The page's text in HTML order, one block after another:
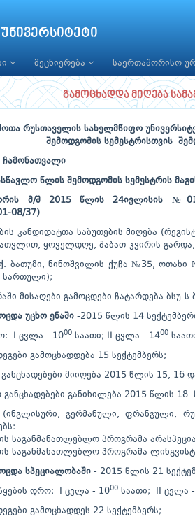
მეცნიერება საერთაშორისო
გამოცხადდა მიღება
რუსთაველის სახელმწიფო
შემოდგომის სემესტრისთვის
ჩამონათვალი
წლის შემოდგომის სემესტრის
მ/შ 2015 წლის 24ივლისის №01-
08/37)
კანდიდატთა საბუთების მიღება
ყოველდღე, შაბათ-კვირის
ბათუმი, ნინოშვილის ქუჩა №35,
სართული);
მისაღები გამოცდები ჩატარდება ბსუ-
უცხო ენაში -2015 წლის 14
I ცვლა - 1000 საათი; II ცვლა - 1400
გამოცხადდება 15 სექტემბერს;
მიიღება 2015 წლის 15, 16
განცხადებები განიხილება 2015 წლის 18
(ინგლისური, გერმანული, ფრანგული,
საგანმანათლებლო პროგრამა
საგანმანათლებლო პროგრამა
სპეციალობაში - 2015 წლის 21
დრო: I ცვლა - 1000 საათი; II ცვლა
გამოცხადდეს 22 სექტემბერს;